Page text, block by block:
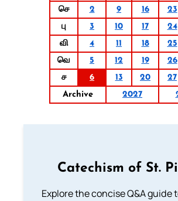
செ
2 9 16 23
பு
3 10 17 24
வி
4 11 18
25
வெ
5 12 19
26
ச
6 13 20
27
Archive
2027
Catechism of St.
Explore the concise Q&A guide